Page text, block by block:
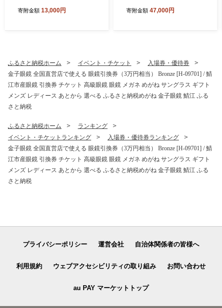
米 白米 小分け 便利 ごはん
寄附金額 13,000円
デル）[E-03413] / 日本製 お
寄附金額 47,000円
ふるさと納税ホーム イベント・チケット
入場券・優待券
金子眼鏡 全国直営店で使える 眼鏡引換券（3万円相当） Bronze [H-09701] / 鯖
江市産眼鏡 引換券 チケット 高級眼鏡 眼鏡 メガネ めがね サングラス ギフト
メンズ レディース あとから 選べる ふるさと納税めがね 金子眼鏡 鯖江 ふる
さと納税
ふるさと納税ホーム
ランキング
イベント・チケットランキング
入場券・優待券ランキング
金子眼鏡 全国直営店で使える 眼鏡引換券（3万円相当） Bronze [H-09701] / 鯖
江市産眼鏡 引換券 チケット 高級眼鏡 眼鏡 メガネ めがね サングラス ギフト
メンズ レディース あとから 選べる ふるさと納税めがね 金子眼鏡 鯖江 ふる
さと納税
プライバシーポリシー 運営会社 自治体関係者の皆様へ
利用規約 ウェブアクセシビリティの取り組み お問い合わせ
au PAY マーケットトップ